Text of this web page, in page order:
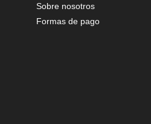
Sobre nosotros
Formas de pago